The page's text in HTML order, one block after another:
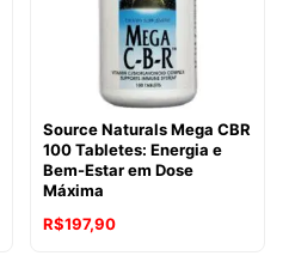
Source Naturals Mega CBR
100 Tabletes: Energia e
Bem-Estar em Dose
Máxima
R$197,90